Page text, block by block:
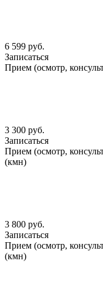
6 599 руб.
Записаться
Прием (осмотр,
3 300 руб.
Записаться
Прием (осмотр,
(кмн)
3 800 руб.
Записаться
Прием (осмотр,
(кмн)